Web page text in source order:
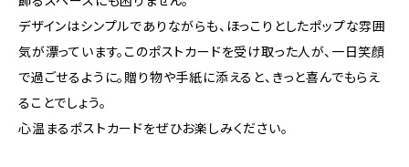
デザインはシンプルでありながらも、ほっこりとしたポップな雰囲
気が漂っています。このポストカードを受け取った人が、一日笑顔
で過ごせるように。贈り物や手紙に添えると、きっと喜んでもらえ
ることでしょう。
心温まるポストカードをぜひお楽しみください。